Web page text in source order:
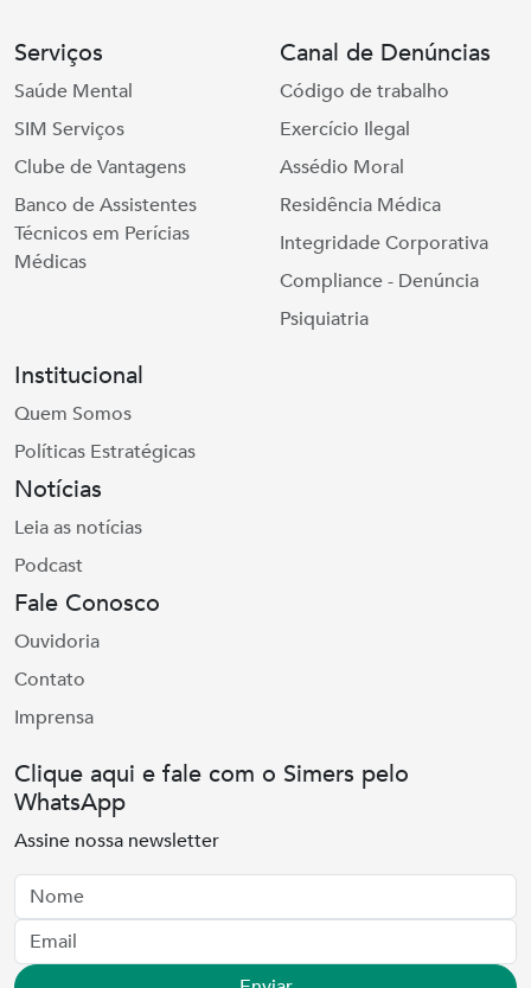
Serviços
Saúde Mental
SIM Serviços
Clube de Vantagens
Banco de Assistentes
Técnicos em Perícias
Médicas
Canal de Denúncias
Código de trabalho
Exercício Ilegal
Assédio Moral
Residência Médica
Integridade Corporativa
Compliance - Denúncia
Psiquiatria
Institucional
Quem Somos
Políticas Estratégicas
Notícias
Leia as notícias
Podcast
Fale Conosco
Ouvidoria
Contato
Imprensa
Clique aqui e fale com o Simers pelo
WhatsApp
Assine nossa newsletter
Nome
Email